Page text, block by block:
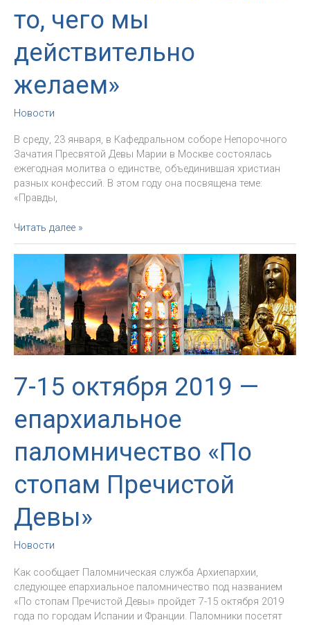
то, чего мы
действительно
желаем»
Новости
В среду, 23 января, в Кафедральном соборе Непорочного
Зачатия Пресвятой Девы Марии в Москве состоялась
ежегодная молитва о единстве, объединившая христиан
разных конфессий. В этом году она посвящена теме:
«Правды,
Молитва
о
единстве
в
Москве:
«Искать
можно
только
то,
мы
желаем»
Читать далее »
7-15 октября 2019 —
епархиальное
паломничество «По
стопам Пречистой
Девы»
Новости
Как сообщает Паломническая служба Архиепархии,
следующее епархиальное паломничество под названием
«По стопам Пречистой Девы» пройдет 7-15 октября 2019
года по городам Испании и Франции. Паломники посетят